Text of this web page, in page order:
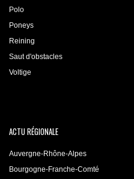
Polo
Poneys
Reining
Saut d'obstacles
Voltige
ACTU RÉGIONALE
Auvergne-Rhône-Alpes
Bourgogne-Franche-Comté